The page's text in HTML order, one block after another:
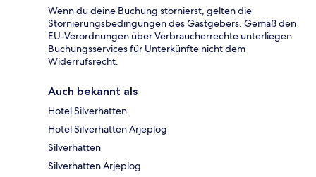
Wenn du deine Buchung stornierst, gelten die
Stornierungsbedingungen des Gastgebers. Gemäß den
EU-Verordnungen über Verbraucherrechte unterliegen
Buchungsservices für Unterkünfte nicht dem
Widerrufsrecht.
Auch bekannt als
Hotel Silverhatten
Hotel Silverhatten Arjeplog
Silverhatten
Silverhatten Arjeplog